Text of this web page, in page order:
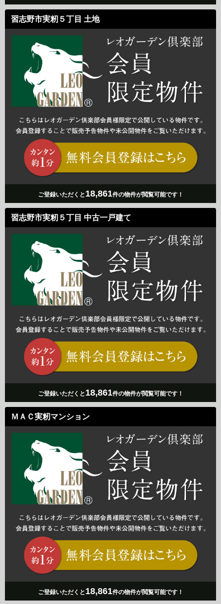
習志野市実籾５丁目 土地
ご登録いただくと 18,861件の物件が閲覧可能です！
習志野市実籾５丁目 中古一戸建て
ご登録いただくと 18,861件の物件が閲覧可能です！
ＭＡＣ実籾マンション
ご登録いただくと 18,861件の物件が閲覧可能です！